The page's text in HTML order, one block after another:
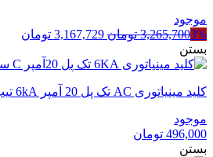
موجود
3%
3,265,700 تومان قیمت
3,265,700 تومان
3,167,729 تومان
بستن
کلید مینیاتوری AC تک پل 20 آمپر 6kA تیپ C چینت سری NB7
موجود
496,000 تومان
بستن